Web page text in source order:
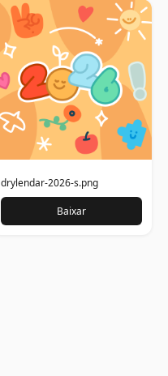
drylendar-2026-s.png
Baixar